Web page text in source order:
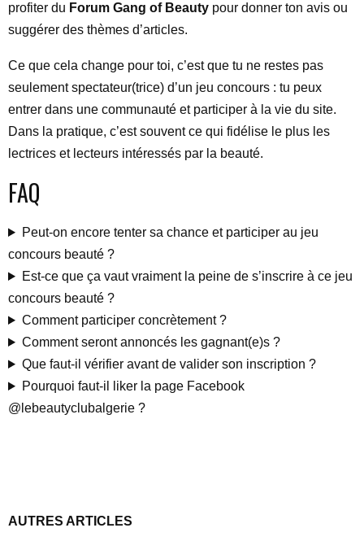
profiter du Forum Gang of Beauty pour donner ton avis ou
suggérer des thèmes d’articles.
Ce que cela change pour toi, c’est que tu ne restes pas
seulement spectateur(trice) d’un jeu concours : tu peux
entrer dans une communauté et participer à la vie du site.
Dans la pratique, c’est souvent ce qui fidélise le plus les
lectrices et lecteurs intéressés par la beauté.
FAQ
Peut-on encore tenter sa chance et participer au jeu
concours beauté ?
Est-ce que ça vaut vraiment la peine de s’inscrire à ce jeu
concours beauté ?
Comment participer concrètement ?
Comment seront annoncés les gagnant(e)s ?
Que faut-il vérifier avant de valider son inscription ?
Pourquoi faut-il liker la page Facebook
@lebeautyclubalgerie ?
AUTRES ARTICLES